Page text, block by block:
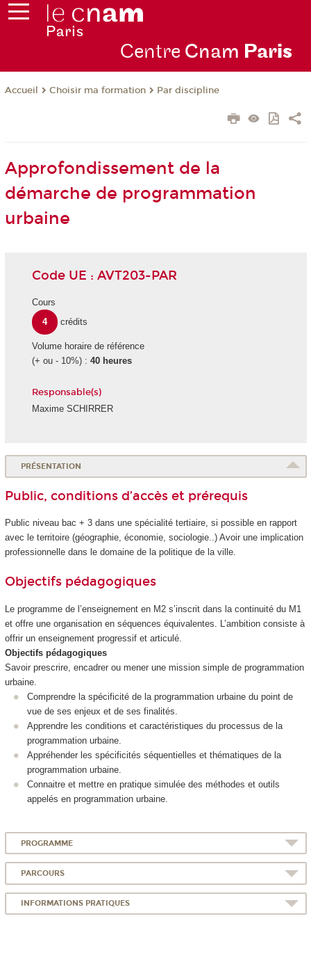
Centre Cnam Paris
Accueil Choisir ma formation Par discipline
Approfondissement de la
démarche de programmation
urbaine
Code UE : AVT203-PAR
Cours
4
crédits
Volume horaire de référence
(+ ou - 10%) : 40 heures
Responsable(s)
Maxime SCHIRRER
PRÉSENTATION
Public, conditions d’accès et prérequis
Public niveau bac + 3 dans une spécialité tertiaire, si possible en rapport
avec le territoire (géographie, économie, sociologie..) Avoir une implication
professionnelle dans le domaine de la politique de la ville.
Objectifs pédagogiques
Le programme de l’enseignement en M2 s’inscrit dans la continuité du M1
et offre une organisation en séquences équivalentes. L’ambition consiste à
offrir un enseignement progressif et articulé.
Objectifs pédagogiques
Savoir prescrire, encadrer ou mener une mission simple de programmation
urbaine.
Comprendre la spécificité de la programmation urbaine du point de
vue de ses enjeux et de ses finalités.
Apprendre les conditions et caractéristiques du processus de la
programmation urbaine.
Appréhender les spécificités séquentielles et thématiques de la
programmation urbaine.
Connaitre et mettre en pratique simulée des méthodes et outils
appelés en programmation urbaine.
PROGRAMME
PARCOURS
INFORMATIONS PRATIQUES